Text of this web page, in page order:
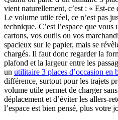
vient naturellement, c’est : « Est-
Le volume utile réel, ce n’est pas
technique. C’est l’espace que
cartons, vos outils ou vos
spacieux sur le papier, mais se
chargés. Il faut donc regarder la
plafond et la largeur entre les
un utilitaire 3 places d’occasion en
différence, surtout pour les trajets
volume utile permet de charger
déplacement et d’éviter les allers-
l’espace est bien pensé, plus votre